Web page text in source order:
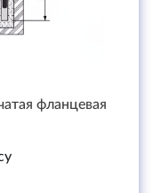
фланцевая